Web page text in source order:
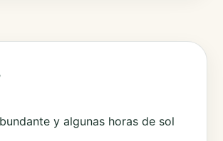
y algunas horas de sol